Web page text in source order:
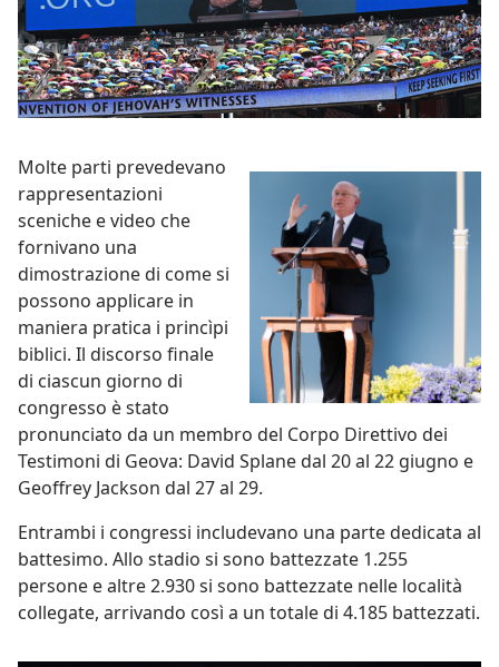
Molte parti prevedevano
rappresentazioni
sceniche e video che
fornivano una
dimostrazione di come si
possono applicare in
maniera pratica i princìpi
biblici. Il discorso finale
di ciascun giorno di
congresso è stato
pronunciato da un membro del Corpo Direttivo dei
Testimoni di Geova: David Splane dal 20 al 22 giugno e
Geoffrey Jackson dal 27 al 29.
Entrambi i congressi includevano una parte dedicata al
battesimo. Allo stadio si sono battezzate 1.255
persone e altre 2.930 si sono battezzate nelle località
collegate, arrivando così a un totale di 4.185 battezzati.